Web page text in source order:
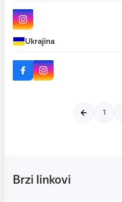
Ukrajina
1
Brzi linkovi